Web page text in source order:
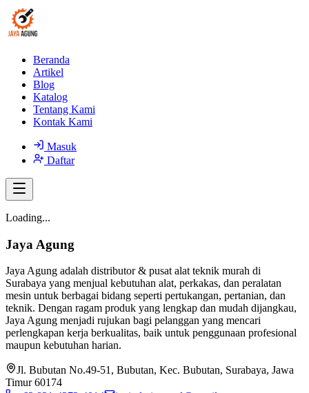
Beranda
Artikel
Blog
Katalog
Tentang Kami
Kontak Kami
Masuk
Daftar
Loading...
Jaya Agung
Jaya Agung adalah distributor & pusat alat teknik murah di
Surabaya yang menjual kebutuhan alat, perkakas, dan peralatan
mesin untuk berbagai bidang seperti pertukangan, pertanian, dan
teknik. Dengan ragam produk yang lengkap dan mudah dijangkau,
Jaya Agung menjadi rujukan bagi pelanggan yang mencari
perlengkapan kerja berkualitas, baik untuk penggunaan profesional
maupun kebutuhan harian.
Jl. Bubutan No.49-51, Bubutan, Kec. Bubutan, Surabaya, Jawa
Timur 60174